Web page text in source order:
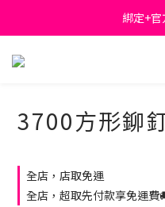
首
綁定+
出清
3700方形鉚
全店，店取免運
全店，超取先付款享免運費